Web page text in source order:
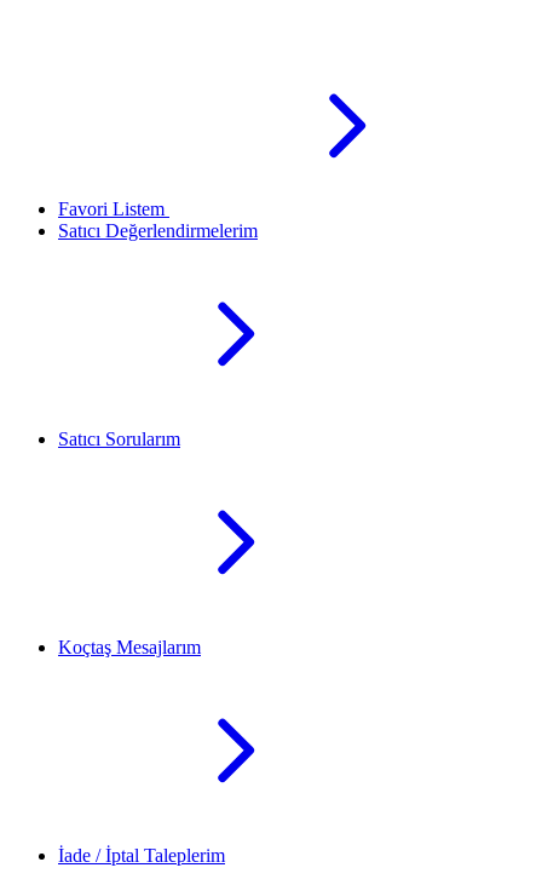
Favori Listem
Satıcı Değerlendirmelerim
Satıcı Sorularım
Koçtaş Mesajlarım
İade / İptal Taleplerim